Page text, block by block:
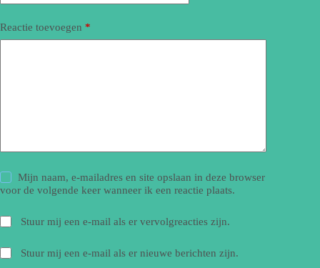
Reactie toevoegen *
Mijn naam, e-mailadres en site opslaan in deze browser
voor de volgende keer wanneer ik een reactie plaats.
Stuur mij een e-mail als er vervolgreacties zijn.
Stuur mij een e-mail als er nieuwe berichten zijn.